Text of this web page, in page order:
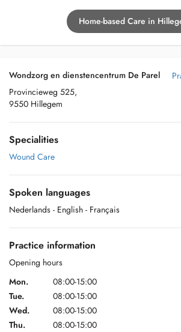
Home-based Care in
Wondzorg en dienstencentrum De Parel
Provincieweg 525,
9550 Hillegem
Specialities
Wound Care
Spoken languages
Nederlands - English - Français
Practice information
Opening hours
Mon.
08:00-15:00
Tue.
08:00-15:00
Wed.
08:00-15:00
Thu.
08:00-15:00